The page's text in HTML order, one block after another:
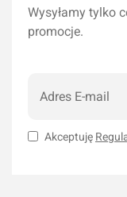
Wysyłamy tylko
promocje.
Akceptuję